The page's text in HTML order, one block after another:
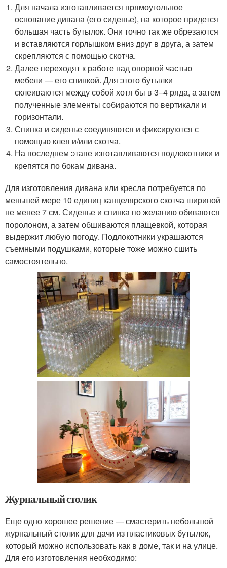
Для начала изготавливается прямоугольное
основание дивана (его сиденье), на которое придется
большая часть бутылок. Они точно так же обрезаются
и вставляются горлышком вниз друг в друга, а затем
скрепляются с помощью скотча.
Далее переходят к работе над опорной частью
мебели — его спинкой. Для этого бутылки
склеиваются между собой хотя бы в 3–4 ряда, а затем
полученные элементы собираются по вертикали и
горизонтали.
Спинка и сиденье соединяются и фиксируются с
помощью клея и/или скотча.
На последнем этапе изготавливаются подлокотники и
крепятся по бокам дивана.
Для изготовления дивана или кресла потребуется по
меньшей мере 10 единиц канцелярского скотча шириной
не менее 7 см. Сиденье и спинка по желанию обиваются
поролоном, а затем обшиваются плащевкой, которая
выдержит любую погоду. Подлокотники украшаются
съемными подушками, которые тоже можно сшить
самостоятельно.
Журнальный столик
Еще одно хорошее решение — смастерить небольшой
журнальный столик для дачи из пластиковых бутылок,
который можно использовать как в доме, так и на улице.
Для его изготовления необходимо: